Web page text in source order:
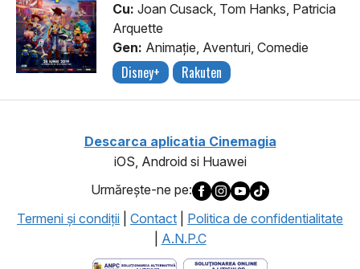
Cu: Joan Cusack, Tom Hanks, Patricia
Arquette
Gen: Animaţie, Aventuri, Comedie
Disney+ Rakuten
Descarca aplicatia Cinemagia
iOS, Android si Huawei
Urmăreşte-ne pe:
Termeni şi condiţii
Contact
Politica de confidentialitate
A.N.P.C